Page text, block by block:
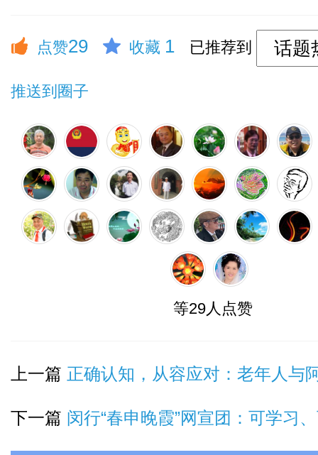
点赞29 收藏 1 已推荐到
推送到圈子
等29人点赞
上一篇 正确认知，从容应对：老年人与阿尔茨海默病
下一篇 闵行“春申晚霞”网宣团：可学习、可借